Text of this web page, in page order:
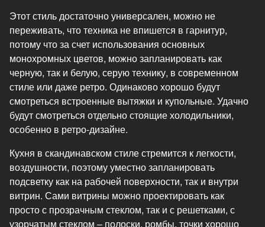
Этот стиль достаточно универсален, можно не
переживать, что техника не впишется в гарнитур,
потому что за счет использования основных
монохромных цветов, можно запланировать как
черную, так и белую, серую технику, в современном
стиле или даже ретро. Одинаково хорошо будут
смотреться встроенные вытяжки и купольные. Удачно
будут смотреться отдельно стоящие холодильники,
особенно в ретро-дизайне.
Кухня в скандинавском стиле стремится к легкости,
воздушности, поэтому уместно запланировать
подсветку как на рабочей поверхности, так и внутри
витрин. Сами витрины можно проектировать как
просто с прозрачным стеклом, так и с решетками, с
узорчатым стеклом – полоски, ромбы, точки хорошо